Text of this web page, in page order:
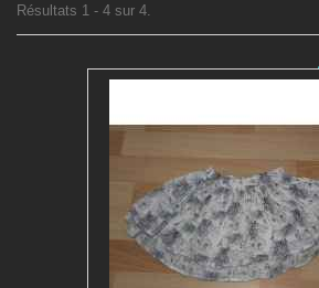
Résultats 1 - 4 sur 4.